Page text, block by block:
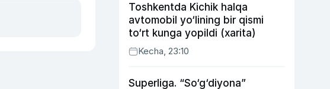
Toshkentda Kichik halqa
avtomobil yo‘lining bir qismi
to‘rt kunga yopildi (xarita)
Kecha, 23:10
Superliga. “So‘g‘diyona”